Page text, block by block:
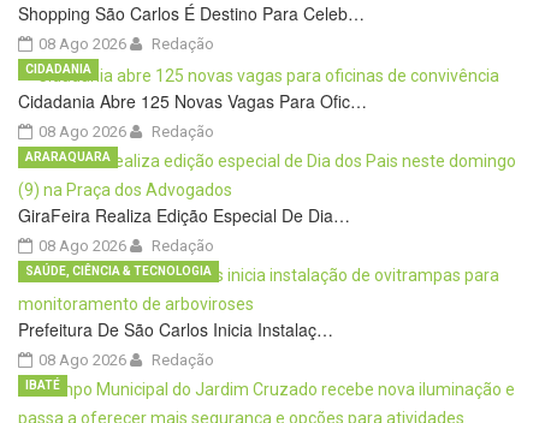
Shopping São Carlos É Destino Para Celeb…
08 Ago 2026 Redação
Cidadania Abre 125 Novas Vagas Para Ofic…
08 Ago 2026
CIDADANIA
Redação
GiraFeira Realiza Edição Especial De Dia…
08 Ago 2026
ARARAQUARA
Redação
Prefeitura De São Carlos Inicia Instalaç…
08 Ago 2026
SAÚDE, CIÊNCIA & TECNOLOGIA
Redação
IBATÉ